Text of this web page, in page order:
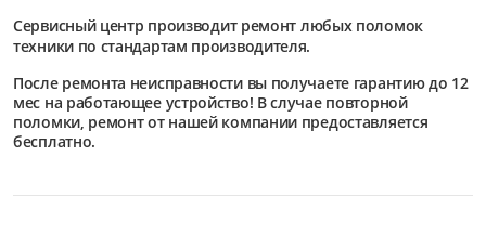
Сервисный центр производит ремонт любых поломок
техники по стандартам производителя.
После ремонта неисправности вы получаете гарантию до 12
мес на работающее устройство! В случае повторной
поломки, ремонт от нашей компании предоставляется
бесплатно.